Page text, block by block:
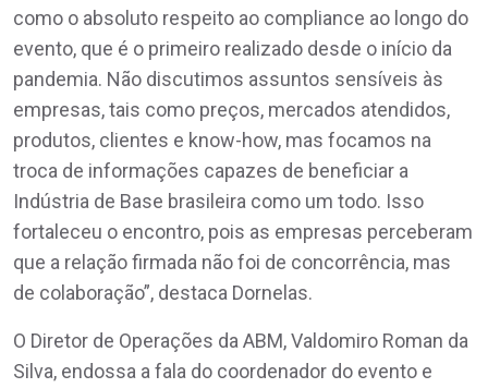
como o absoluto respeito ao compliance ao longo do
evento, que é o primeiro realizado desde o início da
pandemia. Não discutimos assuntos sensíveis às
empresas, tais como preços, mercados atendidos,
produtos, clientes e know-how, mas focamos na
troca de informações capazes de beneficiar a
Indústria de Base brasileira como um todo. Isso
fortaleceu o encontro, pois as empresas perceberam
que a relação firmada não foi de concorrência, mas
de colaboração”, destaca Dornelas.
O Diretor de Operações da ABM, Valdomiro Roman da
Silva, endossa a fala do coordenador do evento e